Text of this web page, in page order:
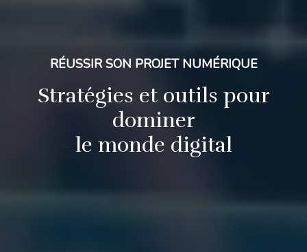
RÉUSSIR SON PROJET NUMÉRIQUE
Stratégies et outils pour
dominer
le monde digital